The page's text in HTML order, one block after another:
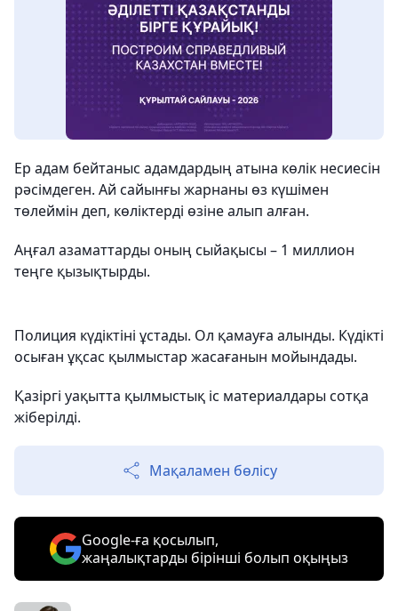
Ер адам бейтаныс адамдардың атына көлік несиесін
рәсімдеген. Ай сайынғы жарнаны өз күшімен
төлеймін деп, көліктерді өзіне алып алған.
Аңғал азаматтарды оның сыйақысы – 1 миллион
теңге қызықтырды.
Полиция күдіктіні ұстады. Ол қамауға алынды. Күдікті
осыған ұқсас қылмыстар жасағанын мойындады.
Қазіргі уақытта қылмыстық іс материалдары сотқа
жіберілді.
Мақаламен бөлісу
Google-ға қосылып,
жаңалықтарды бірінші болып оқыңыз